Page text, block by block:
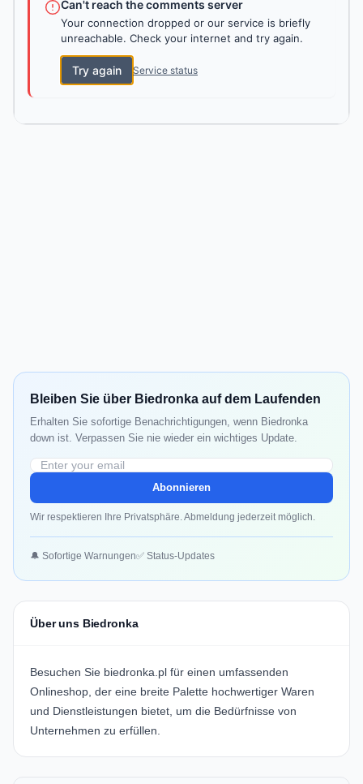
Can't reach the comments server
Your connection dropped or our service is briefly
unreachable. Check your internet and try again.
Try again Service status
Bleiben Sie über Biedronka auf dem Laufenden
Erhalten Sie sofortige Benachrichtigungen, wenn Biedronka
down ist. Verpassen Sie nie wieder ein wichtiges Update.
Abonnieren
Wir respektieren Ihre Privatsphäre. Abmeldung jederzeit möglich.
🔔 Sofortige Warnungen✅ Status-Updates
Über uns Biedronka
Besuchen Sie biedronka.pl für einen umfassenden
Onlineshop, der eine breite Palette hochwertiger Waren
und Dienstleistungen bietet, um die Bedürfnisse von
Unternehmen zu erfüllen.